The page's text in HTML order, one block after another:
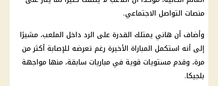
منصات التواصل الاجتماعي.
وأضاف أن هاني يمتلك القدرة على الرد داخل الملعب، مشيرًا
إلى أنه استكمل المباراة الأخيرة رغم تعرضه للإصابة أكثر من
مرة، وقدم مستويات قوية في مباريات سابقة، منها مواجهة
بلجيكا.